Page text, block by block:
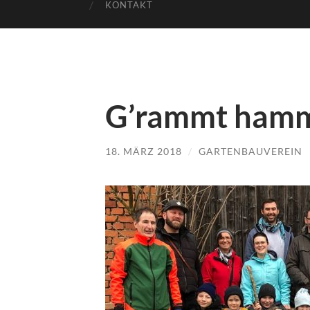
KONTAKT
G’rammt
18. MÄRZ 2018 / GARTENBAUVEREIN